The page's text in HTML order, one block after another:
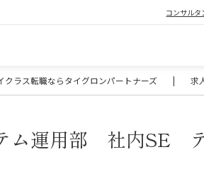
コンサルタ
クラス転職ならタイグロンパートナーズ | 求
ム運用部 社内SE